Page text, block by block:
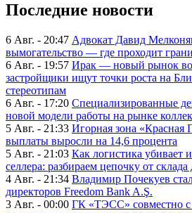
Последние новости
6 Авг. - 20:47 Адвокат Давид
вымогательство — где проходит
6 Авг. - 19:57 Ирак — новый рынок
застройщики ищут точки роста на
стереотипам
6 Авг. - 17:20 Специализированные
новой модели работы на рынке
5 Авг. - 21:33 Игорная зона «Красная
выплаты выросли на 14,6 процента
5 Авг. - 21:03 Как логистика убивает
селлера: разбираем цепочку от склада
4 Авг. - 21:34 Владимир Почекуев
директоров Freedom Bank A.Ş.
3 Авг. - 00:00 ГК «ТЭСС» совместно